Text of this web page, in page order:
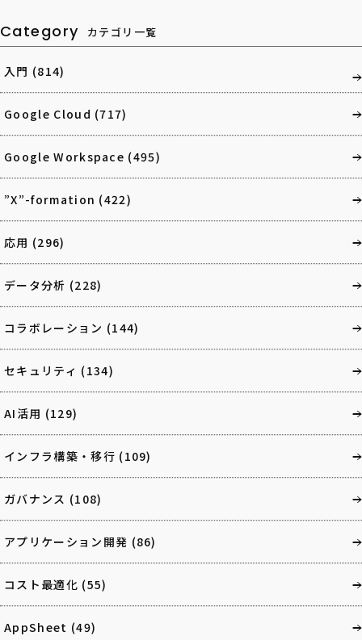
Category カテゴリ一覧
入門 (814)
Google Cloud (717)
Google Workspace (495)
”X”-formation (422)
応用 (296)
データ分析 (228)
コラボレーション (144)
セキュリティ (134)
AI活用 (129)
インフラ構築・移行 (109)
ガバナンス (108)
アプリケーション開発 (86)
コスト最適化 (55)
AppSheet (49)